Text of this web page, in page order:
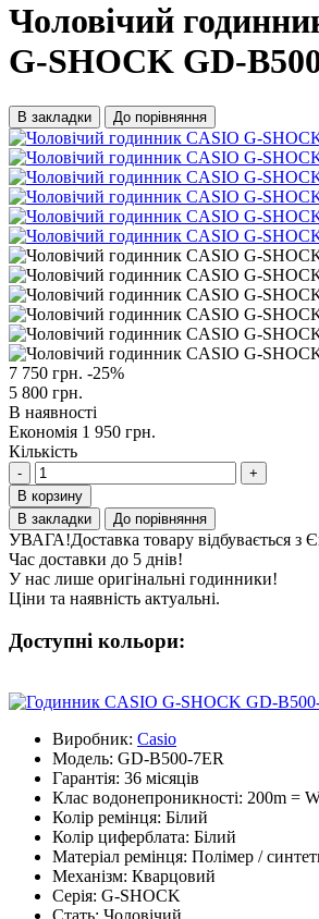
Чоловічий
G-SHOCK GD-
В закладки До порівняння
7 750 грн. -25%
5 800 грн.
В наявності
Економія 1 950 грн.
Кількість
-
+
В корзину
В закладки
До порівняння
УВАГА!Доставка товару відбувається з
Час доставки до 5 днів!
У нас лише оригінальні годинники!
Ціни та наявність актуальні.
Доступні кольори:
Виробник: Casio
Модель: GD-B500-7ER
Гарантія: 36 місяців
Клас водонепроникності: 200m =
Колір ремінця: Білий
Колір циферблата: Білий
Матеріал ремінця: Полімер /
Механізм: Кварцовий
Серія: G-SHOCK